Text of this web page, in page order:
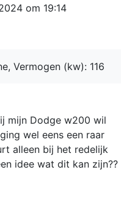
om 19:14
Vermogen (kw): 116
mijn Dodge w200 wil
wel eens een raar
alleen bij het redelijk
idee wat dit kan zijn??